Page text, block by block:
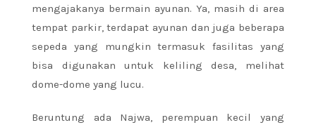
mengajakanya bermain ayunan. Ya, masih di area
tempat parkir, terdapat ayunan dan juga beberapa
sepeda yang mungkin termasuk fasilitas yang
bisa digunakan untuk keliling desa, melihat
dome-dome yang lucu.
Beruntung ada Najwa, perempuan kecil yang